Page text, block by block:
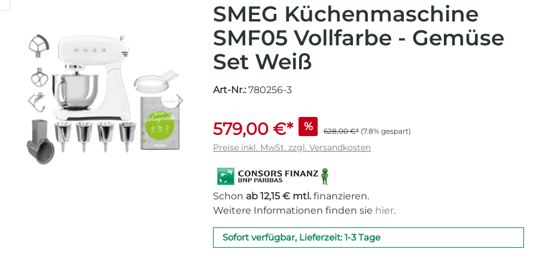
SMEG Küchenmaschine
SMF05 Vollfarbe - Gemüse
Set Weiß
Art-Nr.: 780256-3
579,00 €* % 628,00 €* (7.8% gespart)
Preise inkl. MwSt. zzgl. Versandkosten
Schon ab 12,15 € mtl. finanzieren.
Weitere Informationen finden sie hier.
Sofort verfügbar, Lieferzeit: 1-3 Tage